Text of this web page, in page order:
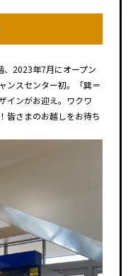
、2023年7月にオープン
ンスセンター初。「巽＝
インがお迎え。ワクワ
皆さまのお越しをお待ち